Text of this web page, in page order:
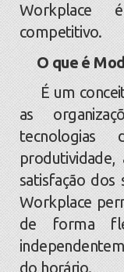
Workplace
competitivo.
O que é
É um
as
produtividade,
satisfação dos
Workplace
de forma
do horário.